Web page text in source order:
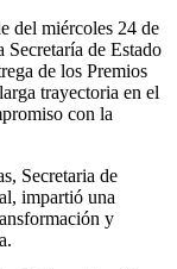
del miércoles 24 de
de Estado
de los Premios
trayectoria en el
con la
Secretaria de
impartió una
y